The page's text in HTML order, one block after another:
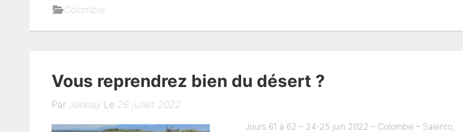
Colombie
Vous reprendrez bien du désert ?
Par JeebayLe 26 juillet 2022
Jours 61 à 62 – 24-25 juin 2022 – Colombie – Salento,